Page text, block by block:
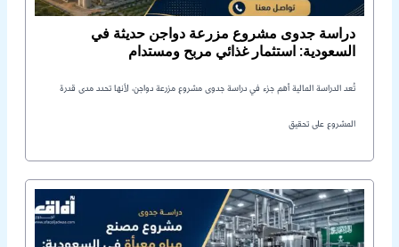
دراسة جدوى مشروع مزرعة دواجن حديثة في
السعودية: استثمار غذائي مربح ومستدام
تُعد الدراسة المالية أهم جزء في دراسة جدوى مشروع مزرعة دواجن، لأنها تحدد مدى قدرة
المشروع على تحقيق